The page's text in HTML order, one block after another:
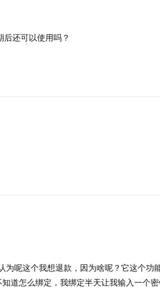
还可以使用吗？
为呢这个我想退款，因为啥呢？它这个功
道怎么绑定，我绑定半天让我输入一个